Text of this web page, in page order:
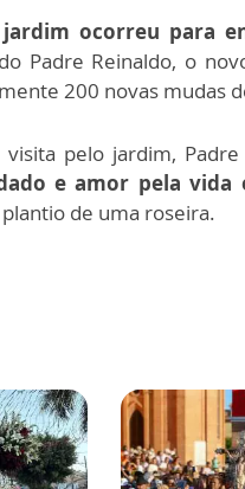
ocorreu para
Padre Reinaldo, o
200 novas mudas
pelo jardim,
e amor pela vida
de uma roseira.